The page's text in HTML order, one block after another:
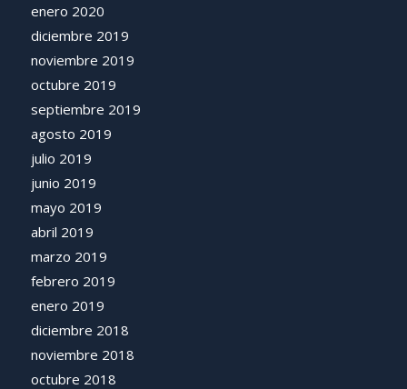
enero 2020
diciembre 2019
noviembre 2019
octubre 2019
septiembre 2019
agosto 2019
julio 2019
junio 2019
mayo 2019
abril 2019
marzo 2019
febrero 2019
enero 2019
diciembre 2018
noviembre 2018
octubre 2018